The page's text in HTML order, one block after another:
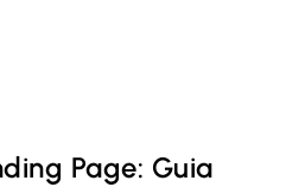
Page: Guia